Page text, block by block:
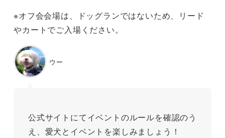
※オフ会会場は、ドッグランではないため、リード
やカートでご入場ください。
ウー
公式サイトにてイベントのルールを確認のう
え、愛犬とイベントを楽しみましょう！